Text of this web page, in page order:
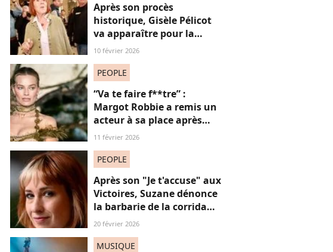
Après son procès
historique, Gisèle Pélicot
va apparaître pour la
première fois à la
10 février 2026
PEOPLE
“Va te faire f**tre” :
Margot Robbie a remis un
acteur à sa place après
qu’il lui a conseillé de
11 février 2026
PEOPLE
Après son "Je t'accuse" aux
Victoires, Suzane dénonce
la barbarie de la corrida
avec cette reprise iconique
20 février 2026
MUSIQUE